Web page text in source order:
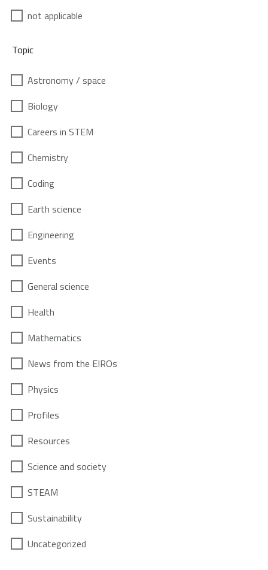
not applicable
Topic
Astronomy / space
Biology
Careers in STEM
Chemistry
Coding
Earth science
Engineering
Events
General science
Health
Mathematics
News from the EIROs
Physics
Profiles
Resources
Science and society
STEAM
Sustainability
Uncategorized